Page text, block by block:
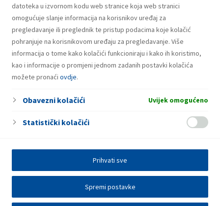
datoteka u izvornom kodu web stranice koja web stranici
omogućuje slanje informacija na korisnikov uređaj za
pregledavanje ili preglednik te pristup podacima koje kolačić
pohranjuje na korisnikovom uređaju za pregledavanje. Više
informacija o tome kako kolačići funkcioniraju i kako ih koristimo,
kao i informacije o promjeni jednom zadanih postavki kolačića
možete pronaći ovdje.
Obavezni kolačići Uvijek omogućeno
Statistički kolačići
Spremi postavke
Prihvati sve